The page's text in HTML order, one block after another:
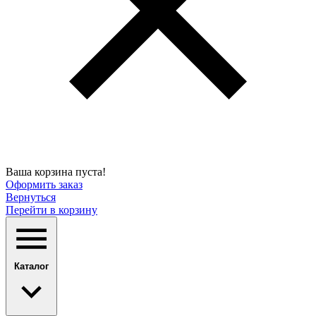
Ваша корзина пуста!
Оформить заказ
Вернуться
Перейти в корзину
Каталог